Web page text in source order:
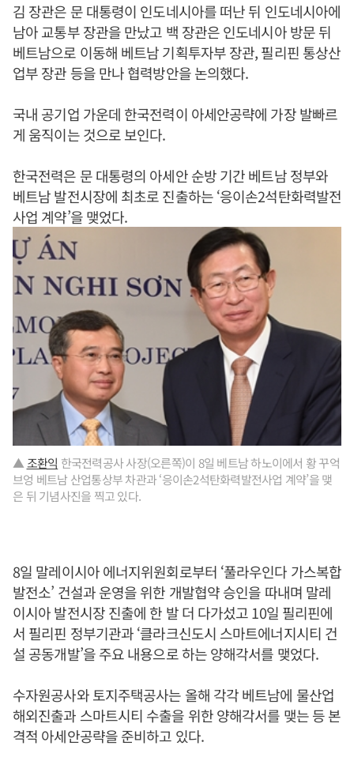
김 장관은 문 대통령이 인도네시아를 떠난 뒤 인도네시아에
남아 교통부 장관을 만났고 백 장관은 인도네시아 방문 뒤
베트남으로 이동해 베트남 기획투자부 장관, 필리핀 통상산
업부 장관 등을 만나 협력방안을 논의했다.
국내 공기업 가운데 한국전력이 아세안공략에 가장 발빠르
게 움직이는 것으로 보인다.
한국전력은 문 대통령의 아세안 순방 기간 베트남 정부와
베트남 발전시장에 최초로 진출하는 ‘응이손2석탄화력발전
사업 계약’을 맺었다.
▲조환익 한국전력공사 사장(오른쪽)이 8일 베트남 하노이에서 황 꾸억
브엉 베트남 산업통상부 차관과 ‘응이손2석탄화력발전사업 계약’을 맺
은 뒤 기념사진을 찍고 있다.
8일 말레이시아 에너지위원회로부터 ‘풀라우인다 가스복합
발전소’ 건설과 운영을 위한 개발협약 승인을 따내며 말레
이시아 발전시장 진출에 한 발 더 다가섰고 10일 필리핀에
서 필리핀 정부기관과 ‘클라크신도시 스마트에너지시티 건
설 공동개발’을 주요 내용으로 하는 양해각서를 맺었다.
수자원공사와 토지주택공사는 올해 각각 베트남에 물산업
해외진출과 스마트시티 수출을 위한 양해각서를 맺는 등 본
격적 아세안공략을 준비하고 있다.